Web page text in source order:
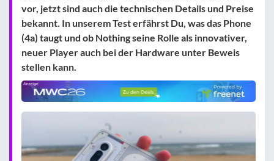
vor, jetzt sind auch die technischen Details und Preise
bekannt. In unserem Test erfährst Du, was das Phone
(4a) taugt und ob Nothing seine Rolle als innovativer,
neuer Player auch bei der Hardware unter Beweis
stellen kann.